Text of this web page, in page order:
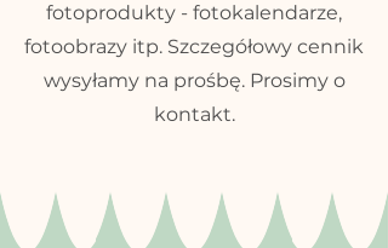
fotoprodukty - fotokalendarze,
fotoobrazy itp. Szczegółowy cennik
wysyłamy na prośbę. Prosimy o
kontakt.